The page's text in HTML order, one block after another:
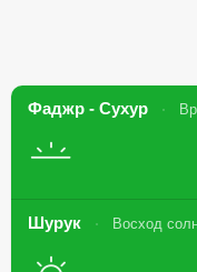
Фаджр - Сухур
Шурук Восход